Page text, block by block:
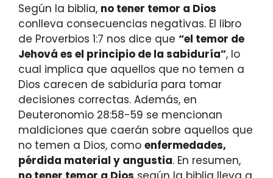
Según la biblia, no tener temor a Dios
conlleva consecuencias negativas. El libro
de Proverbios 1:7 nos dice que “el temor de
Jehová es el principio de la sabiduría”, lo
cual implica que aquellos que no temen a
Dios carecen de sabiduría para tomar
decisiones correctas. Además, en
Deuteronomio 28:58-59 se mencionan
maldiciones que caerán sobre aquellos que
no temen a Dios, como enfermedades,
pérdida material y angustia. En resumen,